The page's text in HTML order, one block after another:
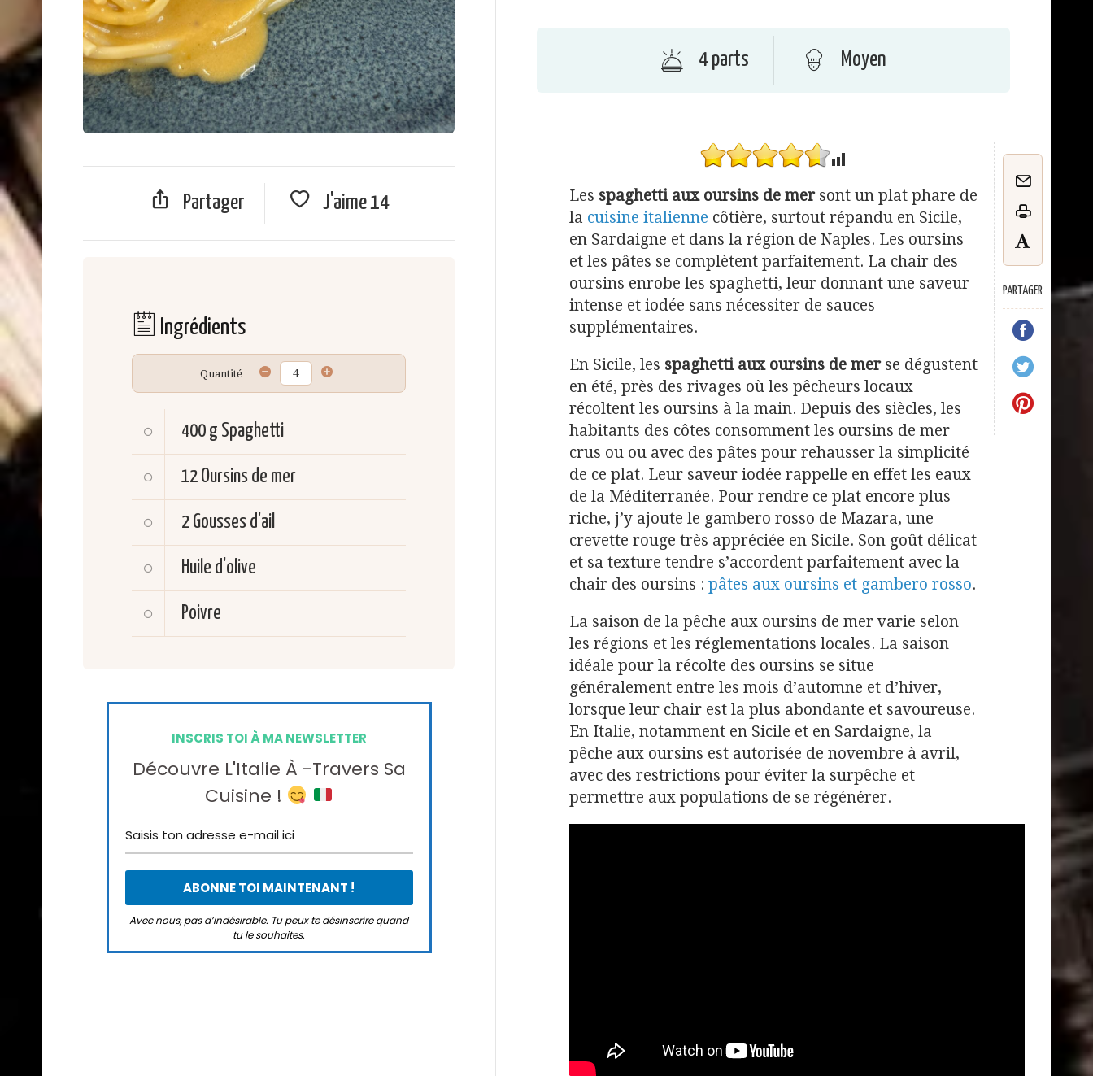
Partager J'aime14
Ingrédients
Quantité
400 g Spaghetti
12 Oursins de mer
2 Gousses d'ail
Huile d'olive
Poivre
INSCRIS TOI À MA NEWSLETTER
Découvre L'Italie À -travers Sa
Cuisine !
Avec nous, pas d’indésirable. Tu peux te désinscrire quand
tu le souhaites.
4 parts Moyen
PARTAGER
Les spaghetti aux oursins de mersont un plat phare de
la cuisine italienne côtière, surtout répandu en Sicile,
en Sardaigne et dans la région de Naples. Les oursins
et les pâtes se complètent parfaitement. La chair des
oursins enrobe les spaghetti, leur donnant une saveur
intense et iodée sans nécessiter de sauces
supplémentaires.
En Sicile, les spaghetti aux oursins de mer se dégustent
en été, près des rivages où les pêcheurs locaux
récoltent les oursins à la main. Depuis des siècles, les
habitants des côtes consomment les oursins de mer
crus ou ou avec des pâtes pour rehausser la simplicité
de ce plat. Leur saveur iodée rappelle en effet les eaux
de la Méditerranée. Pour rendre ce plat encore plus
riche, j’y ajoute le gambero rosso de Mazara, une
crevette rouge très appréciée en Sicile. Son goût délicat
et sa texture tendre s’accordent parfaitement avec la
chair des oursins : pâtes aux oursins et gambero rosso.
La saison de la pêche aux oursins de mer varie selon
les régions et les réglementations locales. La saison
idéale pour la récolte des oursins se situe
généralement entre les mois d’automne et d’hiver,
lorsque leur chair est la plus abondante et savoureuse.
En Italie, notamment en Sicile et en Sardaigne, la
pêche aux oursins est autorisée de novembre à avril,
avec des restrictions pour éviter la surpêche et
permettre aux populations de se régénérer.